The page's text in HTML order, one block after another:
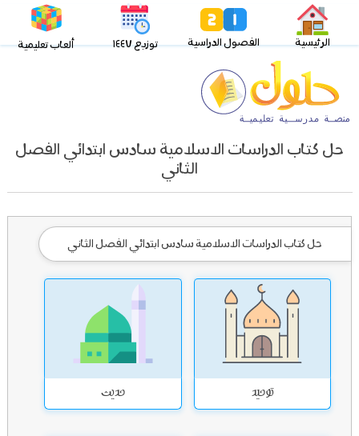
الرئيسية الفصول الدراسية توزيع ١٤٤٧ ألعاب تعليمية
حل كتاب الدراسات الاسلامية سادس ابتدائي الفصل
الثاني
حل كتاب الدراسات الاسلامية سادس ابتدائي الفصل الثاني
توحيد حديث